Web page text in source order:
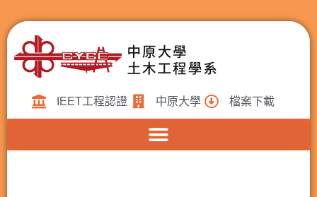
IEET工程認證 中原大學 檔案下載